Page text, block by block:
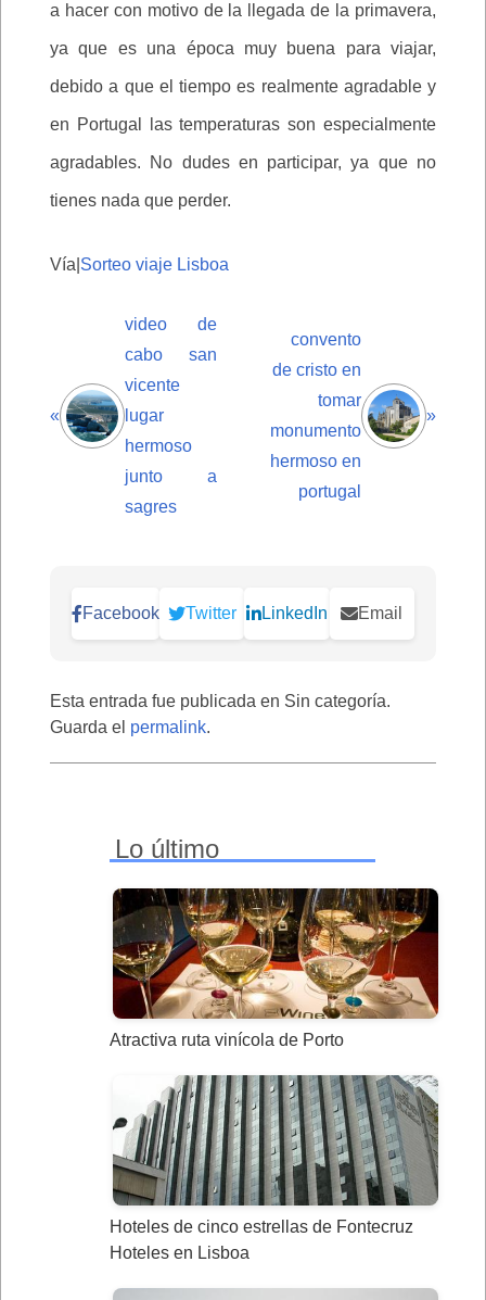
a hacer con motivo de la llegada de la primavera,
ya que es una época muy buena para viajar,
debido a que el tiempo es realmente agradable y
en Portugal las temperaturas son especialmente
agradables. No dudes en participar, ya que no
tienes nada que perder.
Vía| Sorteo viaje Lisboa
«
video de
cabo san
vicente
lugar
hermoso
junto a
sagres
convento
de cristo en
tomar
monumento
hermoso en
portugal
»
Facebook Twitter LinkedIn Email
Esta entrada fue publicada en Sin categoría.
Guarda el permalink.
Lo último
Atractiva ruta vinícola de Porto
Hoteles de cinco estrellas de Fontecruz
Hoteles en Lisboa